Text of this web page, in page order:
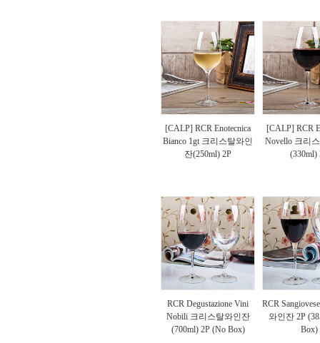
[CALP] RCR Enotecnica
Bianco 1gt 크리스탈와인
잔(250ml) 2P
[CALP] RCR
Novello 크리
(330ml)
RCR Degustazione Vini
Nobili 크리스탈와인잔
(700ml) 2P (No Box)
RCR
와인잔 2P
Box)